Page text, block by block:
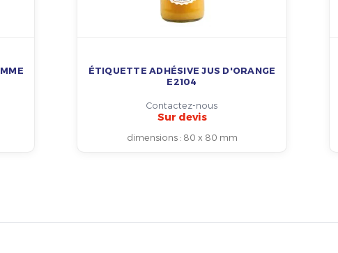
ÉTIQUETTE ADHÉSIVE JUS D'ORANGE
E2104
Contactez-nous
Sur devis
dimensions: 80 x 80 mm